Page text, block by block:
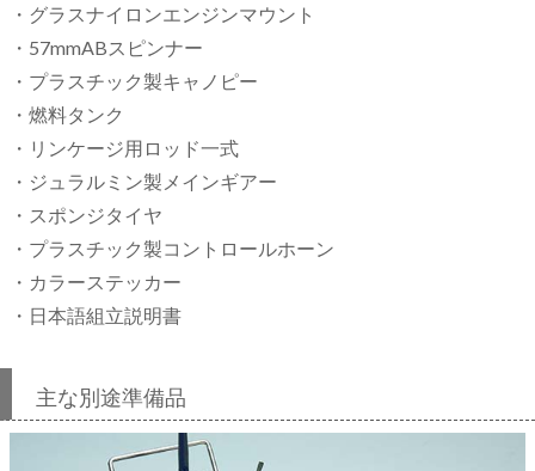
・グラスナイロンエンジンマウント
・57mmABスピンナー
・プラスチック製キャノピー
・燃料タンク
・リンケージ用ロッド一式
・ジュラルミン製メインギアー
・スポンジタイヤ
・プラスチック製コントロールホーン
・カラーステッカー
・日本語組立説明書
主な別途準備品